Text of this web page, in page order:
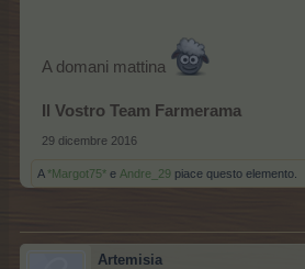
A domani mattina
Il Vostro Team Farmerama
29 dicembre 2016
A *Margot75* e Andre_29 piace questo elemento.
Artemisia